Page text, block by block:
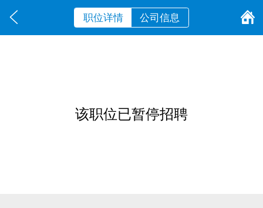
职位详情 公司信息
该职位已暂停招聘